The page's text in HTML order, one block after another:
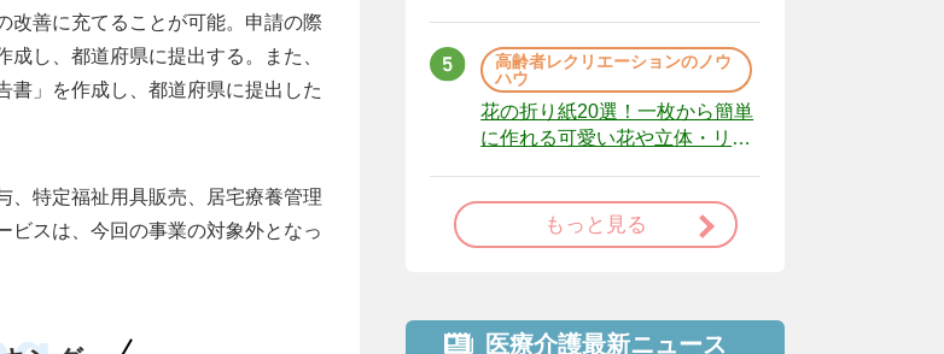
改善に充てることが可能。申請の際
し、都道府県に提出する。また、
書」を作成し、都道府県に提出した
、特定福祉用具販売、居宅療養管理
ビスは、今回の事業の対象外となっ
高齢者レクリエーションのノウ
ハウ
花の折り紙20選！一枚から簡単
に作れる可愛い花や立体・リー
もっと見る
医療介護最新ニュース